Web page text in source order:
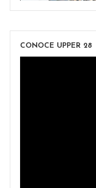
CONOCE UPPER 28